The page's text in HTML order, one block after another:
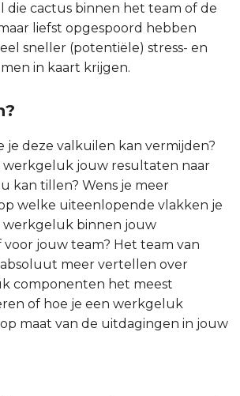
die cactus binnen het team of de
liefst opgespoord hebben
sneller (potentiële) stress- en
in kaart krijgen.
je deze valkuilen kan vermijden?
jouw resultaten naar
kan tillen? Wens je meer
welke uiteenlopende vlakken je
werkgeluk binnen jouw
jouw team? Het team van
absoluut meer vertellen over
componenten het meest
of hoe je een werkgeluk
maat van de uitdagingen in jouw